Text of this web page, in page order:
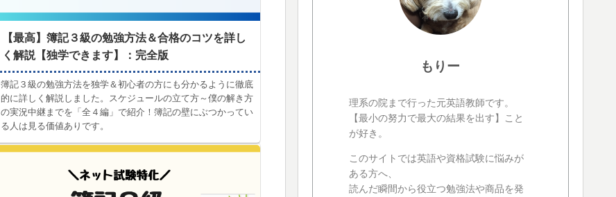
【最高】簿記３級の勉強方法＆合格のコツを詳し
く解説【独学できます】：完全版
簿記３級の勉強方法を独学＆初心者の方にも分かるように徹底
的に詳しく解説しました。スケジュールの立て方～僕の解き方
の実況中継までを「全４編」で紹介！簿記の壁にぶつかってい
る人は見る価値ありです。
もりー
理系の院まで行った元英語教師です。
【最小の努力で最大の結果を出す】こと
が好き。
このサイトでは英語や資格試験に悩みが
ある方へ、
読んだ瞬間から役立つ勉強法や商品を発